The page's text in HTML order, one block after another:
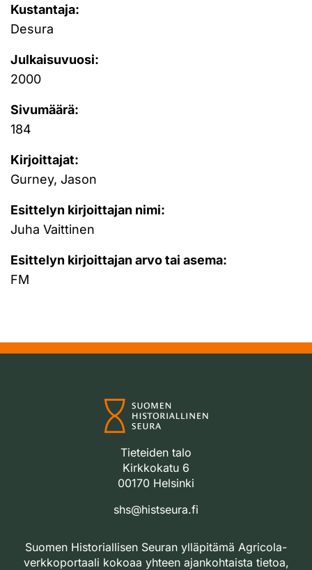
Kustantaja:
Desura
Julkaisuvuosi:
2000
Sivumäärä:
184
Kirjoittajat:
Gurney, Jason
Esittelyn kirjoittajan nimi:
Juha Vaittinen
Esittelyn kirjoittajan arvo tai asema:
FM
Tieteiden talo
Kirkkokatu 6
00170 Helsinki
shs@histseura.fi
Suomen Historiallisen Seuran ylläpitämä Agricola-
verkkoportaali kokoaa yhteen ajankohtaista tietoa,